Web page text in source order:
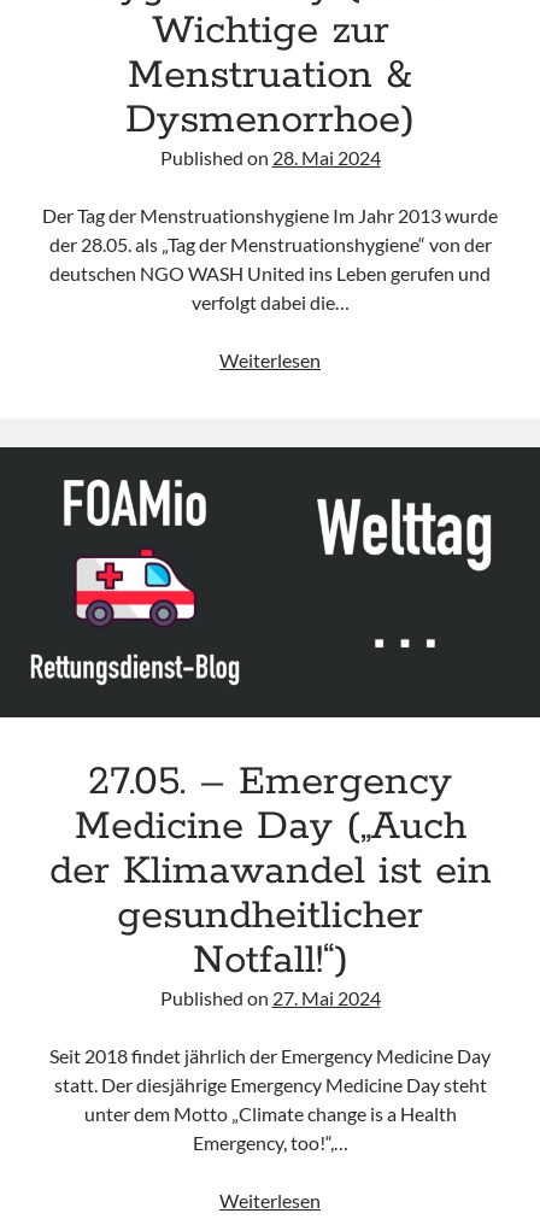
Wichtige zur
Menstruation &
Dysmenorrhoe)
Published on 28. Mai 2024
Der Tag der Menstruationshygiene Im Jahr 2013 wurde
der 28.05. als „Tag der Menstruationshygiene“ von der
deutschen NGO WASH United ins Leben gerufen und
verfolgt dabei die…
Weiterlesen
Hygiene
(Alles
Wichtige
zur
Dysmenorrhoe)
27.05. – Emergency
Medicine Day („Auch
der Klimawandel ist ein
gesundheitlicher
Notfall!“)
Published on 27. Mai 2024
Seit 2018 findet jährlich der Emergency Medicine Day
statt. Der diesjährige Emergency Medicine Day steht
unter dem Motto „Climate change is a Health
Emergency, too!“,…
Weiterlesen